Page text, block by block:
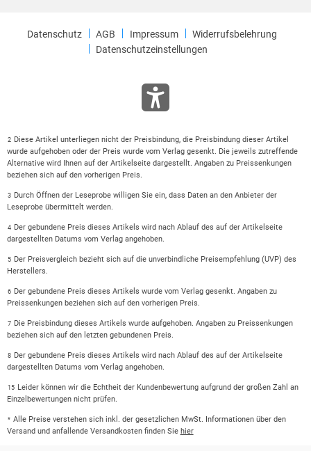
Datenschutz AGB Impressum
Widerrufsbelehrung
Datenschutzeinstellungen
2
Diese Artikel unterliegen nicht der Preisbindung, die Preisbindung dieser Artikel
wurde aufgehoben oder der Preis wurde vom Verlag gesenkt. Die jeweils zutreffende
Alternative wird Ihnen auf der Artikelseite dargestellt. Angaben zu Preissenkungen
beziehen sich auf den vorherigen Preis.
3
Durch Öffnen der Leseprobe willigen Sie ein, dass Daten an den Anbieter der
Leseprobe übermittelt werden.
4
Der gebundene Preis dieses Artikels wird nach Ablauf des auf der Artikelseite
dargestellten Datums vom Verlag angehoben.
5
Der Preisvergleich bezieht sich auf die unverbindliche Preisempfehlung (UVP) des
Herstellers.
6
Der gebundene Preis dieses Artikels wurde vom Verlag gesenkt. Angaben zu
Preissenkungen beziehen sich auf den vorherigen Preis.
7
Die Preisbindung dieses Artikels wurde aufgehoben. Angaben zu Preissenkungen
beziehen sich auf den letzten gebundenen Preis.
8
Der gebundene Preis dieses Artikels wird nach Ablauf des auf der Artikelseite
dargestellten Datums vom Verlag angehoben.
15
Leider können wir die Echtheit der Kundenbewertung aufgrund der großen Zahl an
Einzelbewertungen nicht prüfen.
* Alle Preise verstehen sich inkl. der gesetzlichen MwSt. Informationen über den
Versand und anfallende Versandkosten finden Sie hier